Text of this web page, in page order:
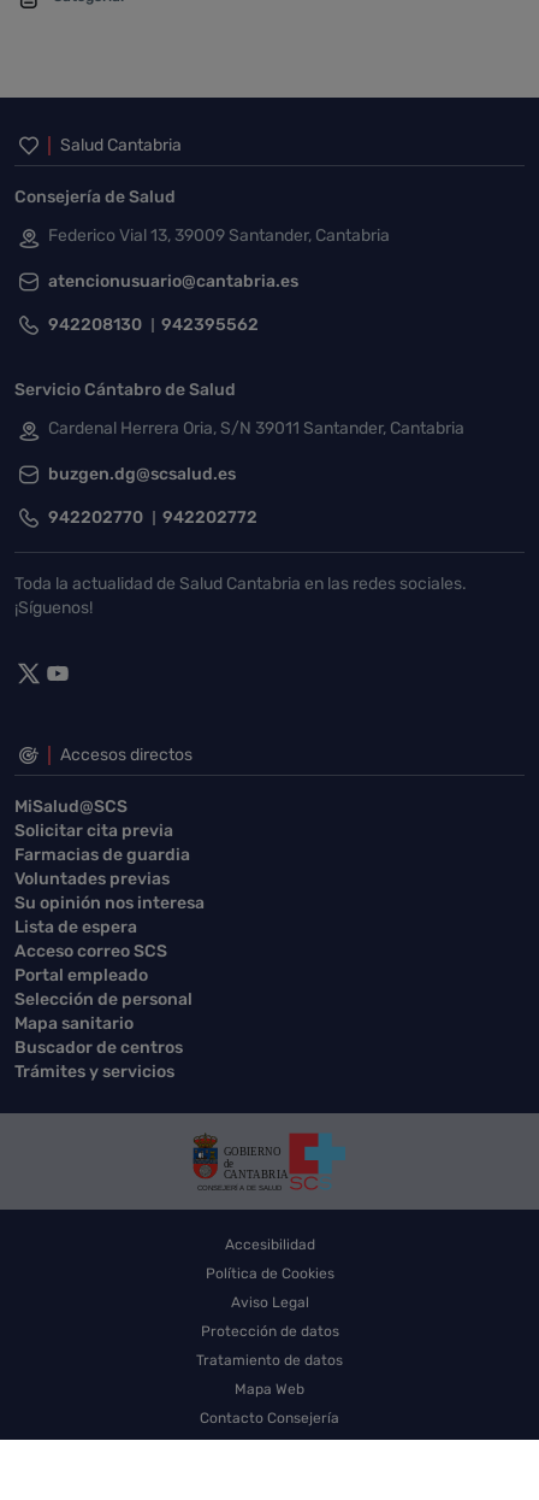
Inicio del pie de página
Salud Cantabria
Consejería de Salud
Federico Vial 13, 39009 Santander, Cantabria
atencionusuario@cantabria.es
942208130 942395562
Servicio Cántabro de Salud
Cardenal Herrera Oria, S/N 39011 Santander, Cantabria
buzgen.dg@scsalud.es
942202770 942202772
Toda la actualidad de Salud Cantabria en las redes sociales.
¡Síguenos!
Accesos directos
MiSalud@SCS
Solicitar cita previa
Farmacias de guardia
Voluntades previas
Su opinión nos interesa
Lista de espera
Acceso correo SCS
Portal empleado
Selección de personal
Mapa sanitario
Buscador de centros
Trámites y servicios
Accesibilidad
Política de Cookies
Aviso Legal
Protección de datos
Tratamiento de datos
Mapa Web
Contacto Consejería